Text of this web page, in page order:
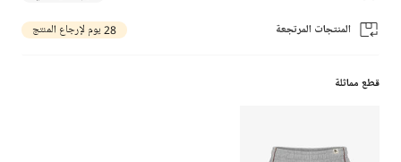
المنتجات المرتجعة 28 يوم لإرجاع المنتج
قطع مماثلة